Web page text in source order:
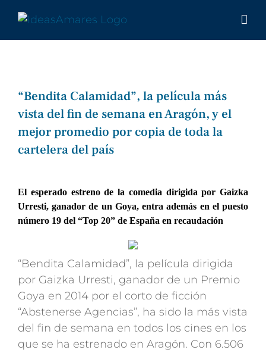
contenido
“Bendita Calamidad”, la película más
vista del fin de semana en Aragón, y el
mejor promedio por copia de toda la
cartelera del país
imagen
más
grande
El esperado estreno de la comedia dirigida por Gaizka
Urresti, ganador de un Goya, entra además en el puesto
número 19 del “Top 20” de España en recaudación
“Bendita Calamidad”, la película dirigida
por Gaizka Urresti, ganador de un Premio
Goya en 2014 por el corto de ficción
“Abstenerse Agencias”, ha sido la más vista
del fin de semana en todos los cines en los
que se ha estrenado en Aragón. Con 6.506